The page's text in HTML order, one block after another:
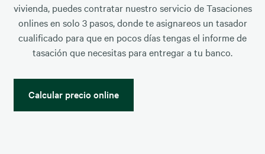
vivienda, puedes contratar nuestro servicio de Tasaciones
onlines en solo 3 pasos, donde te asignareos un tasador
cualificado para que en pocos días tengas el informe de
tasación que necesitas para entregar a tu banco.
Calcular precio online